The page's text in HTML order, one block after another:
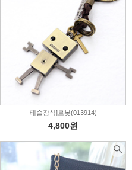
태슬장식]로봇(013914)
4,800원